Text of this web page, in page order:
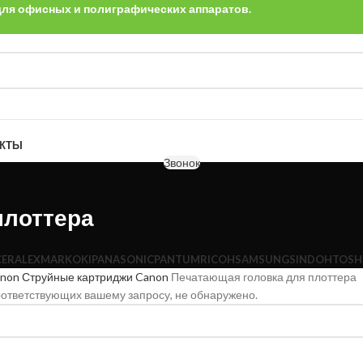
офисных и полиграфических аппаратов.
Звонок
LEXMARKOKIPANASONICPANTUMRICOHSAMSUNGSINDOH
Струйные картриджи Canon Печатающая головка для плоттера
вашему запросу, не обнаружено.